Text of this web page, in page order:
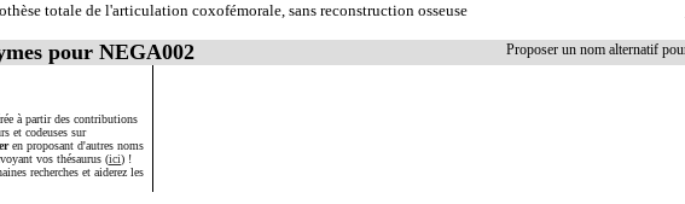
totale de l'articulation coxofémorale, sans reconstruction osseuse
Proposer un nom alternatif
pour NEGA002
à partir des contributions
et codeuses sur
en proposant d'autres noms
vos thésaurus (ici) !
recherches et aiderez les